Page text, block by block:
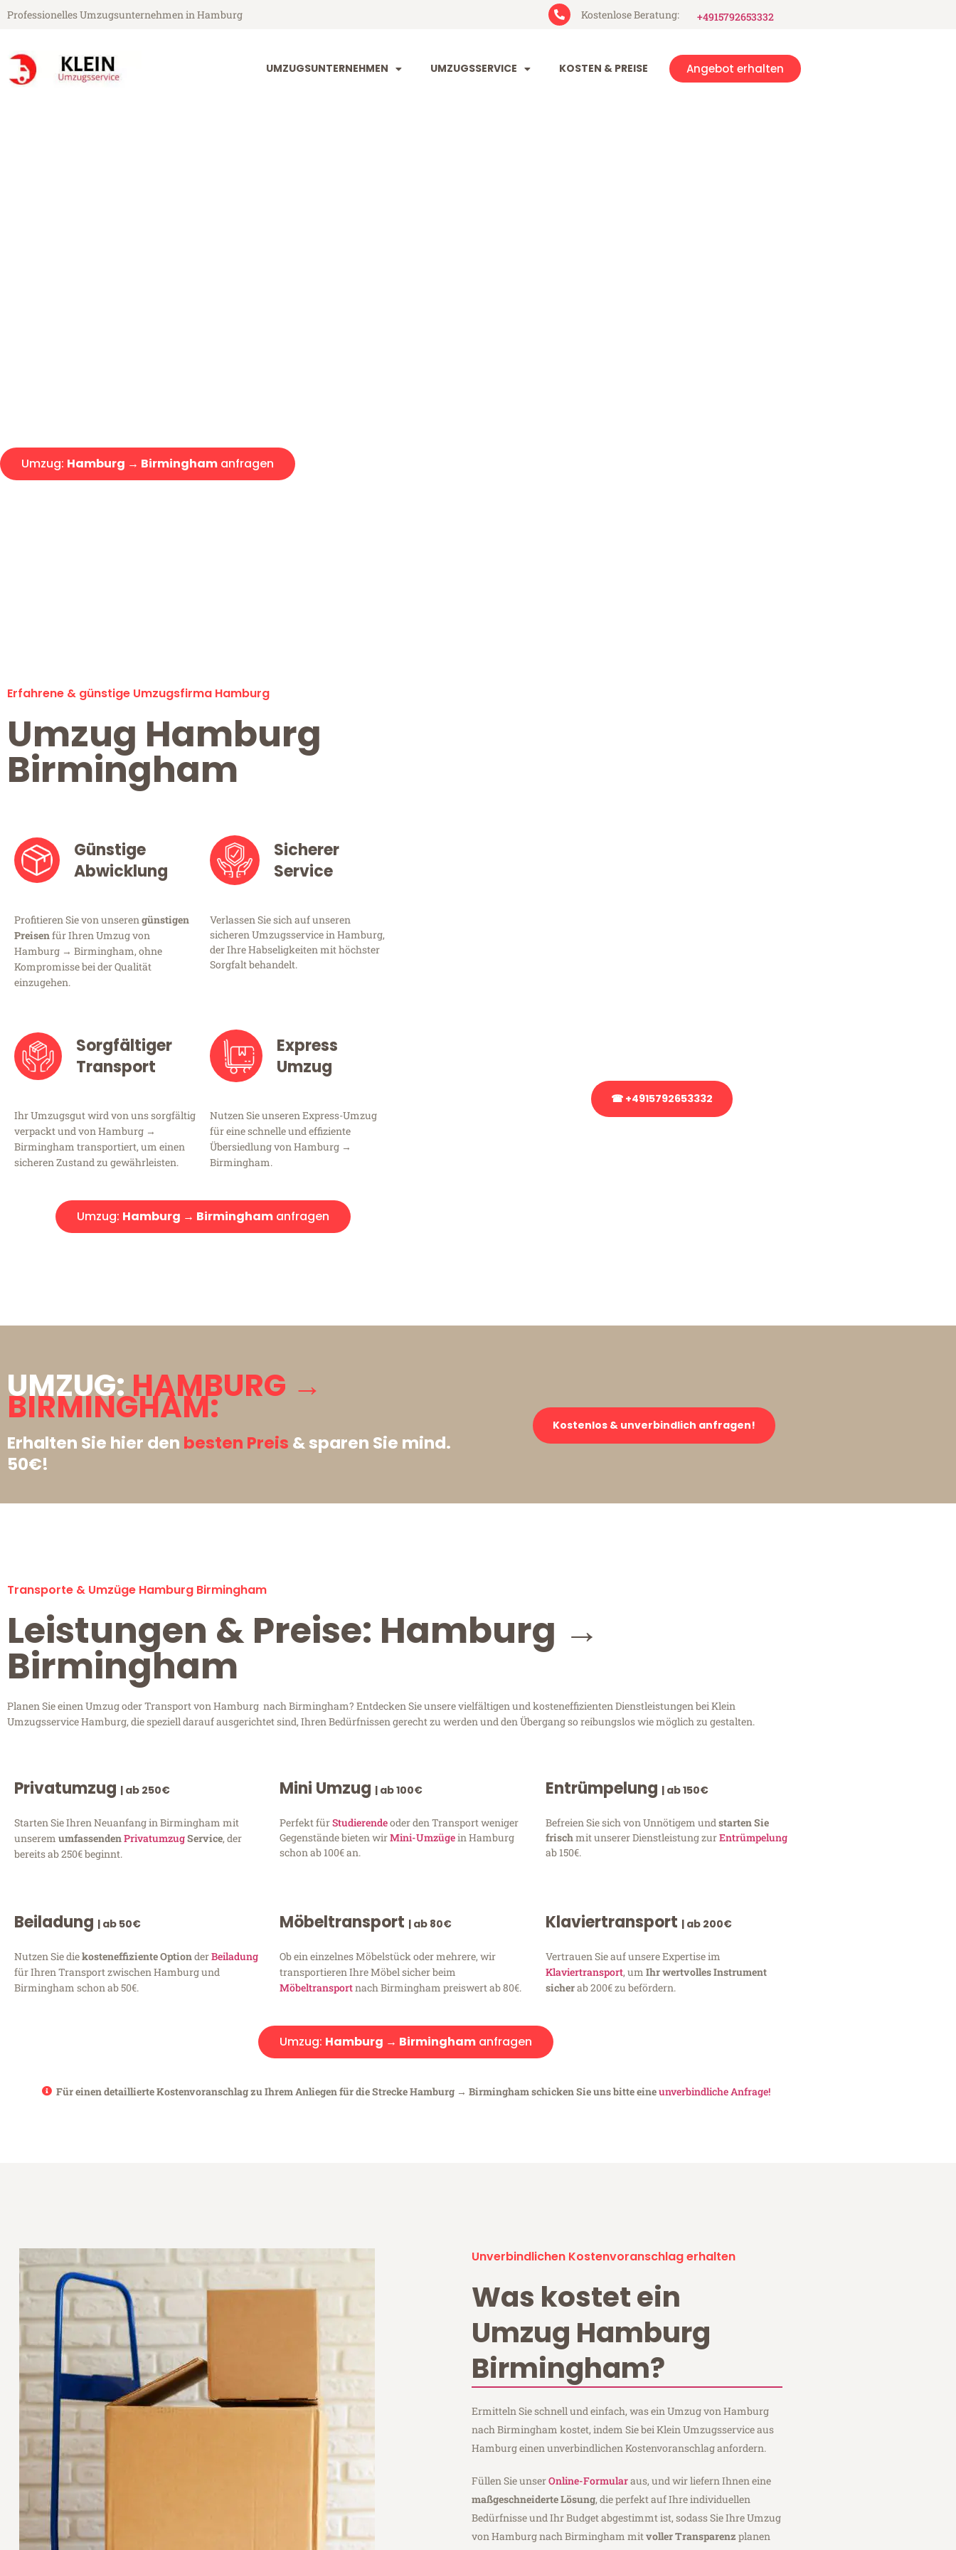
Professionelles Umzugsunternehmen in Hamburg Kostenlose Beratung: +4915792653332
UMZUGSUNTERNEHMEN UMZUGSSERVICE KOSTEN & PREISE Angebot erhalten
Umzug: Hamburg → Birmingham anfragen
Erfahrene & günstige Umzugsfirma Hamburg
Umzug Hamburg
Birmingham
Günstige
Abwicklung
Profitieren Sie von unserengünstigen
Preisenfür Ihren Umzug von
Hamburg → Birmingham, ohne
Kompromisse bei der Qualität
einzugehen.
Sicherer
Service
Verlassen Sie sich auf unseren
sicheren Umzugsservice in Hamburg,
der Ihre Habseligkeiten mit höchster
Sorgfalt behandelt.
Sorgfältiger
Transport
Ihr Umzugsgut wird von uns sorgfältig
verpackt und von Hamburg →
Birmingham transportiert, um einen
sicheren Zustand zu gewährleisten.
Express
Umzug
Nutzen Sie unseren Express-Umzug
für eine schnelle und effiziente
Übersiedlung von Hamburg →
Birmingham.
Umzug: Hamburg → Birminghamanfragen
☎ +4915792653332
UMZUG:HAMBURG →
BIRMINGHAM:
Erhalten Sie hier den besten Preis & sparen Sie mind.
50€!
Kostenlos & unverbindlich anfragen!
Transporte & Umzüge Hamburg Birmingham
Leistungen & Preise: Hamburg →
Birmingham
Planen Sie einen Umzug oder Transport von Hamburg nach Birmingham? Entdecken Sie unsere vielfältigen und kosteneffizienten Dienstleistungen bei Klein
Umzugsservice Hamburg, die speziell darauf ausgerichtet sind, Ihren Bedürfnissen gerecht zu werden und den Übergang so reibungslos wie möglich zu gestalten.
Privatumzug | ab 250€
Starten Sie Ihren Neuanfang in Birmingham mit
unserem umfassendenPrivatumzugService, der
bereits ab 250€ beginnt.
Mini Umzug | ab 100€
Perfekt fürStudierendeoder den Transport weniger
Gegenstände bieten wirMini-Umzügein Hamburg
schon ab 100€ an.
Entrümpelung | ab 150€
Befreien Sie sich von Unnötigem undstarten Sie
frischmit unserer Dienstleistung zurEntrümpelung
ab 150€.
Beiladung | ab 50€
Nutzen Sie diekosteneffiziente OptionderBeiladung
für Ihren Transport zwischen Hamburg und
Birmingham schon ab 50€.
Möbeltransport | ab 80€
Ob ein einzelnes Möbelstück oder mehrere, wir
transportieren Ihre Möbel sicher beim
Möbeltransportnach Birmingham preiswert ab 80€.
Klaviertransport | ab 200€
Vertrauen Sie auf unsere Expertise im
Klaviertransport, um Ihr wertvolles Instrument
sicherab 200€ zu befördern.
Umzug: Hamburg → Birminghamanfragen
Für einen detaillierte Kostenvoranschlag zu Ihrem Anliegen für die Strecke Hamburg → Birmingham schicken Sie uns bitte eineunverbindliche Anfrage!
Unverbindlichen Kostenvoranschlag erhalten
Was kostet ein
Umzug Hamburg
Birmingham?
Ermitteln Sie schnell und einfach, was ein Umzug von Hamburg
nach Birmingham kostet, indem Sie bei Klein Umzugsservice aus
Hamburg einen unverbindlichen Kostenvoranschlag anfordern.
Füllen Sie unserOnline-Formularaus, und wir liefern Ihnen eine
maßgeschneiderte Lösung, die perfekt auf Ihre individuellen
Bedürfnisse und Ihr Budget abgestimmt ist, sodass Sie Ihre Umzug
von Hamburg nach Birmingham mitvoller Transparenz planen